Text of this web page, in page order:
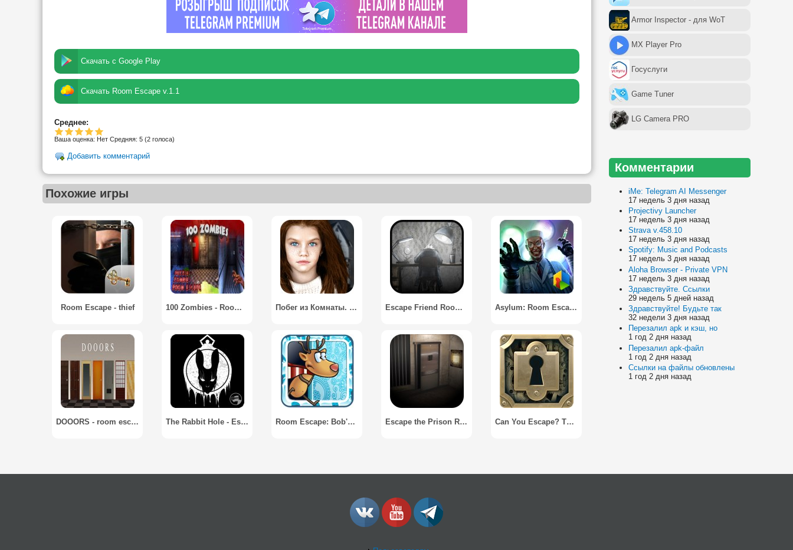
Скачать с Google Play
Скачать Room Escape v.1.1
Среднее:
Ваша оценка: Нет Средняя: 5 (2 голоса)
Добавить комментарий
Похожие игры
Room Escape - thief 100 Zombies - Room Escape Побег из Комнаты. Квест / Escape the Room. Quest Escape Friend Room In One Hour Asylum: Room Escape
DOOORS - room escape game The Rabbit Hole - Escape the Room Room Escape: Bob's Christmas Story Escape the Prison Room Can You Escape? The Room
Armor Inspector - для WoT
MX Player Pro
Госуслуги
Game Tuner
LG Camera PRO
Комментарии
iMe: Telegram AI Messenger
17 недель 3 дня назад
Projectivy Launcher
17 недель 3 дня назад
Strava v.458.10
17 недель 3 дня назад
Spotify: Music and Podcasts
17 недель 3 дня назад
Aloha Browser - Private VPN
17 недель 3 дня назад
Здравствуйте. Ссылки
29 недель 5 дней назад
Здравствуйте! Будьте так
32 недели 3 дня назад
Перезалил apk и кэш, но
1 год 2 дня назад
Перезалил apk-файл
1 год 2 дня назад
Ссылки на файлы обновлены
1 год 2 дня назад